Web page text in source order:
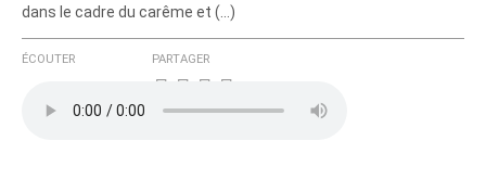
dans le cadre du carême et (…)
ÉCOUTER PARTAGER